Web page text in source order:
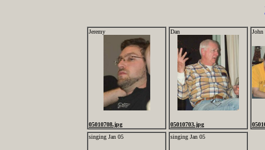
Jeremy
05010708.jpg
Dan
05010703.jpg
John
singing Jan 05
singing Jan 05